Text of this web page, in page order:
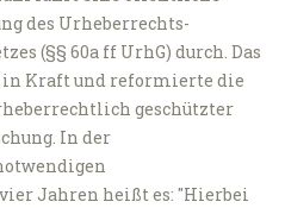
des Urheberrechts-
(§§ 60a ff UrhG) durch. Das
in Kraft und reformierte die
geschützter
In der
Jahren heißt es: "Hierbei